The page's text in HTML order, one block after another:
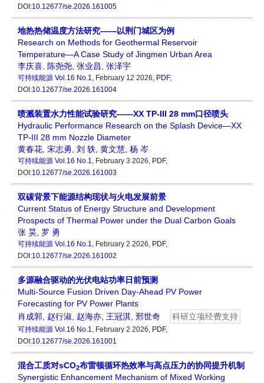
DOI:10.12677/se.2026.161005
地热热储温度方法研究——以荆门城区为例
Research on Methods for Geothermal Reservoir
Temperature—A Case Study of Jingmen Urban Area
李庆喜, 陈尧尧, 张业昌, 张泽宇
可持续能源 Vol.16 No.1, February 12 2026, PDF,
DOI:10.12677/se.2026.161004
喷溅装置水力性能试验研究——XX TP-III 28 mm口径喷头
Hydraulic Performance Research on the Splash Device—XX
TP-III 28 mm Nozzle Diameter
黄春花, 宋志勇, 刘 轶, 黄文慧, 杨 岑
可持续能源 Vol.16 No.1, February 3 2026, PDF,
DOI:10.12677/se.2026.161003
双碳背景下能源结构现状与火电发展前景
Current Status of Energy Structure and Development
Prospects of Thermal Power under the Dual Carbon Goals
张 昊, 罗 勇
可持续能源 Vol.16 No.1, February 2 2026, PDF,
DOI:10.12677/se.2026.161002
多源融合驱动的光伏电站功率日前预测
Multi-Source Fusion Driven Day-Ahead PV Power
Forecasting for PV Power Plants
肖成郭, 赵行淑, 赵海亦, 王冠淇, 邢世奇 科研立项经费支持
可持续能源 Vol.16 No.1, February 2 2026, PDF,
DOI:10.12677/se.2026.161001
混合工质对sCO2布雷顿循环热效率与高点压力的协同提升机制
Synergistic Enhancement Mechanism of Mixed Working